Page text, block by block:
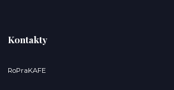
Kontakty
RoPraKAFE